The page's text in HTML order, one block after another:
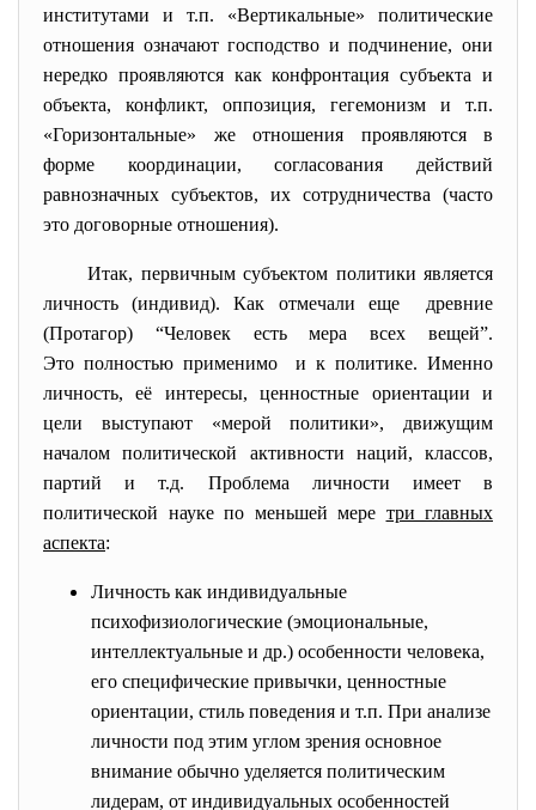
институтами и т.п. «Вертикальные» политические
отношения означают господство и подчинение, они
нередко проявляются как конфронтация субъекта и
объекта, конфликт, оппозиция, гегемонизм и т.п.
«Горизонтальные» же отношения проявляются в
форме координации, согласования действий
равнозначных субъектов, их сотрудничества (часто
это договорные отношения).
Итак, первичным субъектом политики является
личность (индивид). Как отмечали еще древние
(Протагор) “Человек есть мера всех вещей”.
Это полностью применимо и к политике. Именно
личность, её интересы, ценностные ориентации и
цели выступают «мерой политики», движущим
началом политической активности наций, классов,
партий и т.д. Проблема личности имеет в
политической науке по меньшей мере три главных
аспекта:
Личность как индивидуальные
психофизиологические (эмоциональные,
интеллектуальные и др.) особенности человека,
его специфические привычки, ценностные
ориентации, стиль поведения и т.п. При анализе
личности под этим углом зрения основное
внимание обычно уделяется политическим
лидерам, от индивидуальных особенностей